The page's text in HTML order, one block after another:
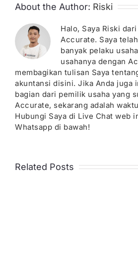
About the Author: Riski
Halo, Saya Riski
Accurate. Saya
banyak pelaku
usahanya dengan
membagikan tulisan Saya
akuntansi disini. Jika Anda juga
bagian dari pemilik usaha yang
Accurate, sekarang adalah
Hubungi Saya di Live Chat web
Whatsapp di bawah!
Related Posts